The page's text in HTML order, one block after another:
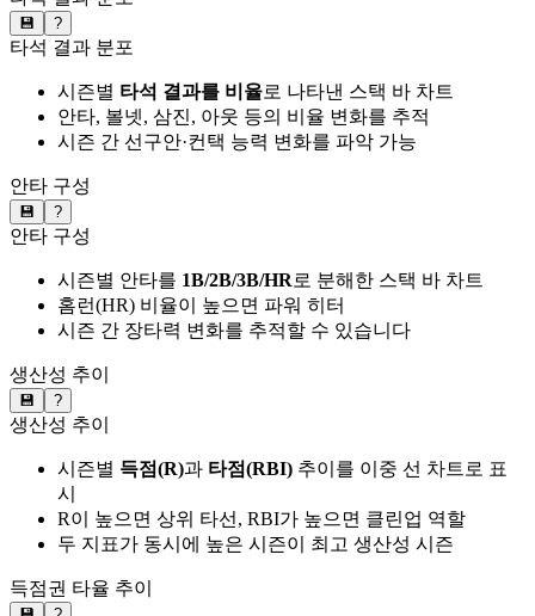
💾 ?
타석 결과 분포
시즌별 타석 결과를 비율로 나타낸 스택 바 차트
안타, 볼넷, 삼진, 아웃 등의 비율 변화를 추적
시즌 간 선구안·컨택 능력 변화를 파악 가능
안타 구성
💾 ?
안타 구성
시즌별 안타를 1B/2B/3B/HR로 분해한 스택 바 차트
홈런(HR) 비율이 높으면 파워 히터
시즌 간 장타력 변화를 추적할 수 있습니다
생산성 추이
💾 ?
생산성 추이
시즌별 득점(R)과 타점(RBI) 추이를 이중 선 차트로 표
시
R이 높으면 상위 타선, RBI가 높으면 클린업 역할
두 지표가 동시에 높은 시즌이 최고 생산성 시즌
득점권 타율 추이